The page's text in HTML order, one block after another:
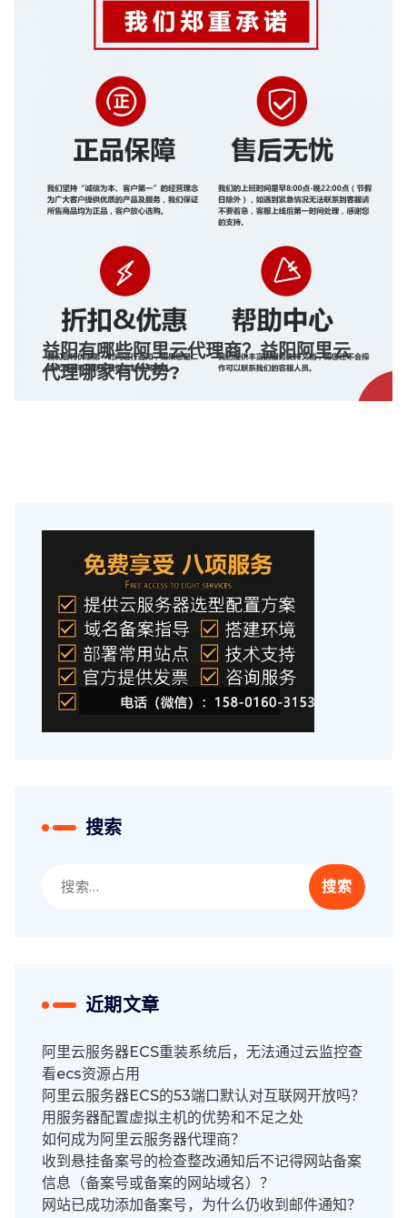
益阳有哪些阿里云代理商？益阳阿里云
代理哪家有优势?
搜索
索：
近期文章
阿里云服务器ECS重装系统后，无法通过云监控查
看ecs资源占用
阿里云服务器ECS的53端口默认对互联网开放吗？
用服务器配置虚拟主机的优势和不足之处
如何成为阿里云服务器代理商？
收到悬挂备案号的检查整改通知后不记得网站备案
信息（备案号或备案的网站域名）？
网站已成功添加备案号，为什么仍收到邮件通知？